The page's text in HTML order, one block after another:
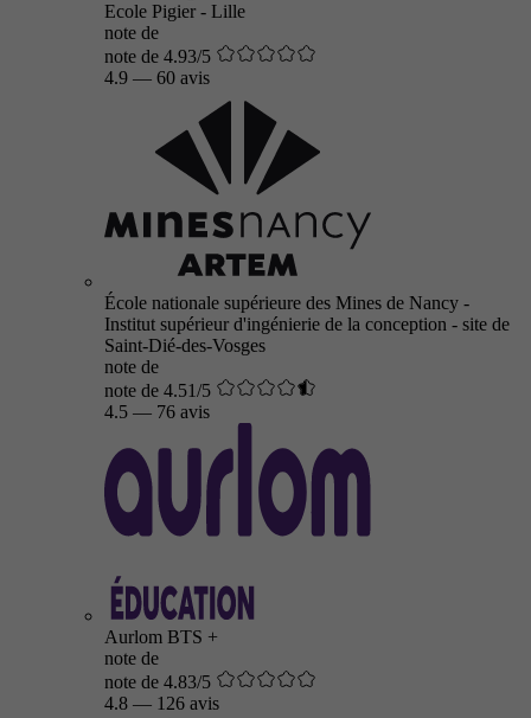
Ecole Pigier - Lille
note de
note de 4.93/5
4.9 — 60 avis
École nationale supérieure des Mines de Nancy -
Institut supérieur d'ingénierie de la conception - site de
Saint-Dié-des-Vosges
note de
note de 4.51/5
4.5 — 76 avis
Aurlom BTS +
note de
note de 4.83/5
4.8 — 126 avis